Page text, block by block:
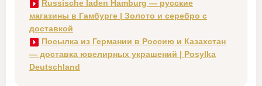
Russische laden Hamburg — русские
магазины в Гамбурге | Золото и серебро с
доставкой
Посылка из Германии в Россию и Казахстан
— доставка ювелирных украшений | Posylka
Deutschland